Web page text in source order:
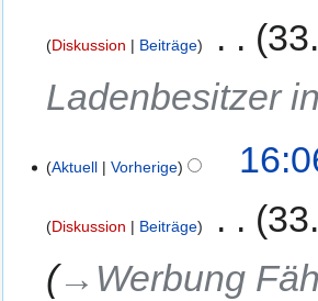
Diskussion Beiträge
Ladenbesitzer
Aktuell Vorherige
Diskussion Beiträge
→‎Werbung